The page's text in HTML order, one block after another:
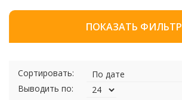
ПОКАЗАТЬ ФИЛЬТР
Сортировать:
Выводить по: